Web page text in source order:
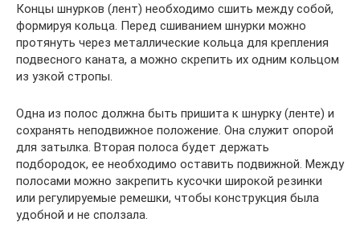
Концы шнурков (лент) необходимо сшить между собой,
формируя кольца. Перед сшиванием шнурки можно
протянуть через металлические кольца для крепления
подвесного каната, а можно скрепить их одним кольцом
из узкой стропы.
Одна из полос должна быть пришита к шнурку (ленте) и
сохранять неподвижное положение. Она служит опорой
для затылка. Вторая полоса будет держать
подбородок, ее необходимо оставить подвижной. Между
полосами можно закрепить кусочки широкой резинки
или регулируемые ремешки, чтобы конструкция была
удобной и не сползала.